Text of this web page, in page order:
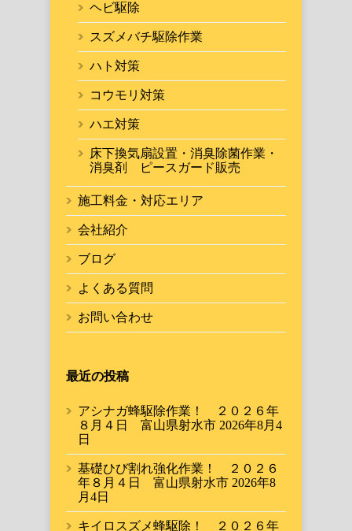
ヘビ駆除
スズメバチ駆除作業
ハト対策
コウモリ対策
ハエ対策
床下換気扇設置・消臭除菌作業・
消臭剤 ピースガード販売
施工料金・対応エリア
会社紹介
ブログ
よくある質問
お問い合わせ
最近の投稿
アシナガ蜂駆除作業！ ２０２６年
８月４日 富山県射水市 2026年8月4
日
基礎ひび割れ強化作業！ ２０２６
年８月４日 富山県射水市 2026年8
月4日
キイロスズメ蜂駆除！ ２０２６年